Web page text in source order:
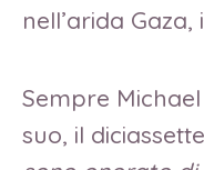
nell’arida
Sempre
suo, il